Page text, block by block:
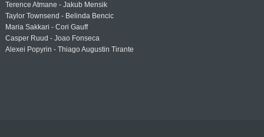
Terence Atmane - Jakub Mensik
Taylor Townsend - Belinda Bencic
Maria Sakkari - Cori Gauff
Casper Ruud - Joao Fonseca
Alexei Popyrin - Thiago Augustin Tirante